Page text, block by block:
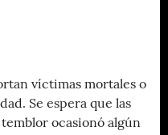
víctimas mortales o
Se espera que las
ocasionó algún